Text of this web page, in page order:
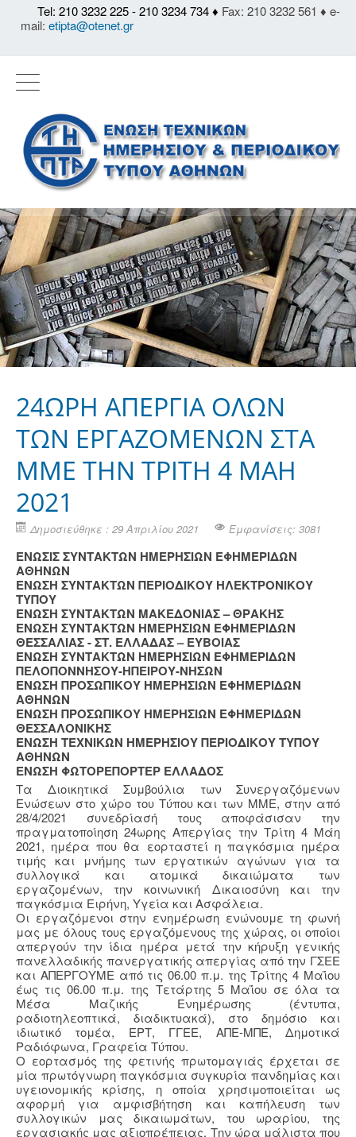
Tel: 210 3232 225 - 210 3234 734 ♦ Fax: 210 3232 561 ♦ e-
mail: etipta@otenet.gr
24ΩΡΗ ΑΠΕΡΓΙΑ ΟΛΩΝ
ΤΩΝ ΕΡΓΑΖΟΜΕΝΩΝ ΣΤΑ
ΜΜΕ ΤΗΝ ΤΡΙΤΗ 4 ΜΑΗ
2021
Δημοσιεύθηκε : 29 Απριλίου 2021 Εμφανίσεις: 3081
ΕΝΩΣΙΣ ΣΥΝΤΑΚΤΩΝ ΗΜΕΡΗΣΙΩΝ ΕΦΗΜΕΡΙΔΩΝ
ΑΘΗΝΩΝ
ΕΝΩΣΗ ΣΥΝΤΑΚΤΩΝ ΠΕΡΙΟΔΙΚΟΥ ΗΛΕΚΤΡΟΝΙΚΟΥ
ΤΥΠΟΥ
ΕΝΩΣΗ ΣΥΝΤΑΚΤΩΝ ΜΑΚΕΔΟΝΙΑΣ – ΘΡΑΚΗΣ
ΕΝΩΣΗ ΣΥΝΤΑΚΤΩΝ ΗΜΕΡΗΣΙΩΝ ΕΦΗΜΕΡΙΔΩΝ
ΘΕΣΣΑΛΙΑΣ - ΣΤ. ΕΛΛΑΔΑΣ – ΕΥΒΟΙΑΣ
ΕΝΩΣΗ ΣΥΝΤΑΚΤΩΝ ΗΜΕΡΗΣΙΩΝ ΕΦΗΜΕΡΙΔΩΝ
ΠΕΛΟΠΟΝΝΗΣΟΥ-ΗΠΕΙΡΟΥ-ΝΗΣΩΝ
ΕΝΩΣΗ ΠΡΟΣΩΠΙΚΟΥ ΗΜΕΡΗΣΙΩΝ ΕΦΗΜΕΡΙΔΩΝ
ΑΘΗΝΩΝ
ΕΝΩΣΗ ΠΡΟΣΩΠΙΚΟΥ ΗΜΕΡΗΣΙΩΝ ΕΦΗΜΕΡΙΔΩΝ
ΘΕΣΣΑΛΟΝΙΚΗΣ
ΕΝΩΣΗ ΤΕΧΝΙΚΩΝ ΗΜΕΡΗΣΙΟΥ ΠΕΡΙΟΔΙΚΟΥ ΤΥΠΟΥ
ΑΘΗΝΩΝ
ΕΝΩΣΗ ΦΩΤΟΡΕΠΟΡΤΕΡ ΕΛΛΑΔΟΣ
Τα Διοικητικά Συμβούλια των Συνεργαζόμενων
Ενώσεων στο χώρο του Τύπου και των ΜΜΕ, στην από
28/4/2021 συνεδρίασή τους αποφάσισαν την
πραγματοποίηση 24ωρης Απεργίας την Τρίτη 4 Μάη
2021, ημέρα που θα εορταστεί η παγκόσμια ημέρα
τιμής και μνήμης των εργατικών αγώνων για τα
συλλογικά και ατομικά δικαιώματα των
εργαζομένων, την κοινωνική Δικαιοσύνη και την
παγκόσμια Ειρήνη, Υγεία και Ασφάλεια.
Οι εργαζόμενοι στην ενημέρωση ενώνουμε τη φωνή
μας με όλους τους εργαζόμενους της χώρας, οι οποίοι
απεργούν την ίδια ημέρα μετά την κήρυξη γενικής
πανελλαδικής πανεργατικής απεργίας από την ΓΣΕΕ
και ΑΠΕΡΓΟΥΜΕ από τις 06.00 π.μ. της Τρίτης 4 Μαΐου
έως τις 06.00 π.μ. της Τετάρτης 5 Μαΐου σε όλα τα
Μέσα Μαζικής Ενημέρωσης (έντυπα,
ραδιοτηλεοπτικά, διαδικτυακά), στο δημόσιο και
ιδιωτικό τομέα, ΕΡΤ, ΓΓΕΕ, ΑΠΕ-ΜΠΕ, Δημοτικά
Ραδιόφωνα, Γραφεία Τύπου.
Ο εορτασμός της φετινής πρωτομαγιάς έρχεται σε
μία πρωτόγνωρη παγκόσμια συγκυρία πανδημίας και
υγειονομικής κρίσης, η οποία χρησιμοποιείται ως
αφορμή για αμφισβήτηση και καπήλευση των
συλλογικών μας δικαιωμάτων, του ωραρίου, της
εργασιακής μας αξιοπρέπειας. Την ώρα μάλιστα που